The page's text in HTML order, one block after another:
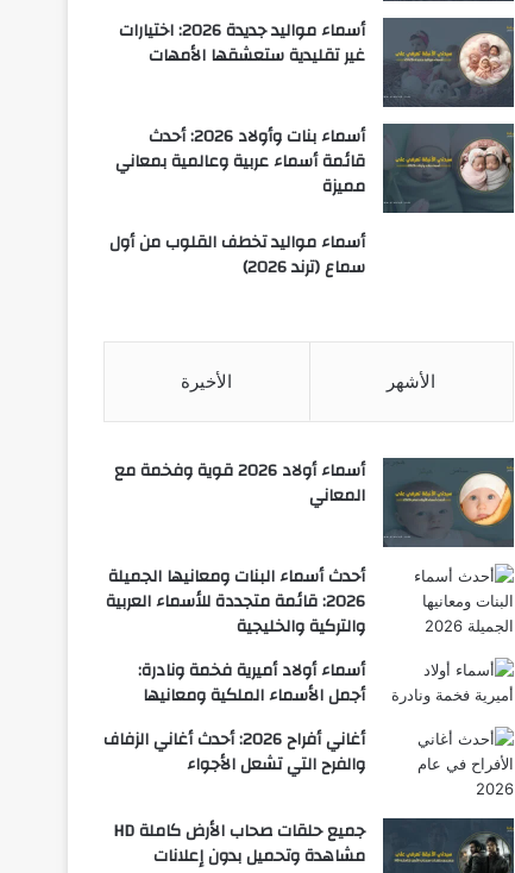
أسماء مواليد جديدة 2026: اختيارات
غير تقليدية ستعشقها الأمهات
أسماء بنات وأولاد 2026: أحدث
قائمة أسماء عربية وعالمية بمعاني
مميزة
أسماء مواليد تخطف القلوب من أول
سماع (ترند 2026)
الأشهر الأخيرة
أسماء أولاد 2026 قوية وفخمة مع
المعاني
أحدث أسماء البنات ومعانيها الجميلة
2026: قائمة متجددة للأسماء العربية
والتركية والخليجية
أسماء أولاد أميرية فخمة ونادرة:
أجمل الأسماء الملكية ومعانيها
أغاني أفراح 2026: أحدث أغاني الزفاف
والفرح التي تشعل الأجواء
جميع حلقات صحاب الأرض كاملة HD
مشاهدة وتحميل بدون إعلانات